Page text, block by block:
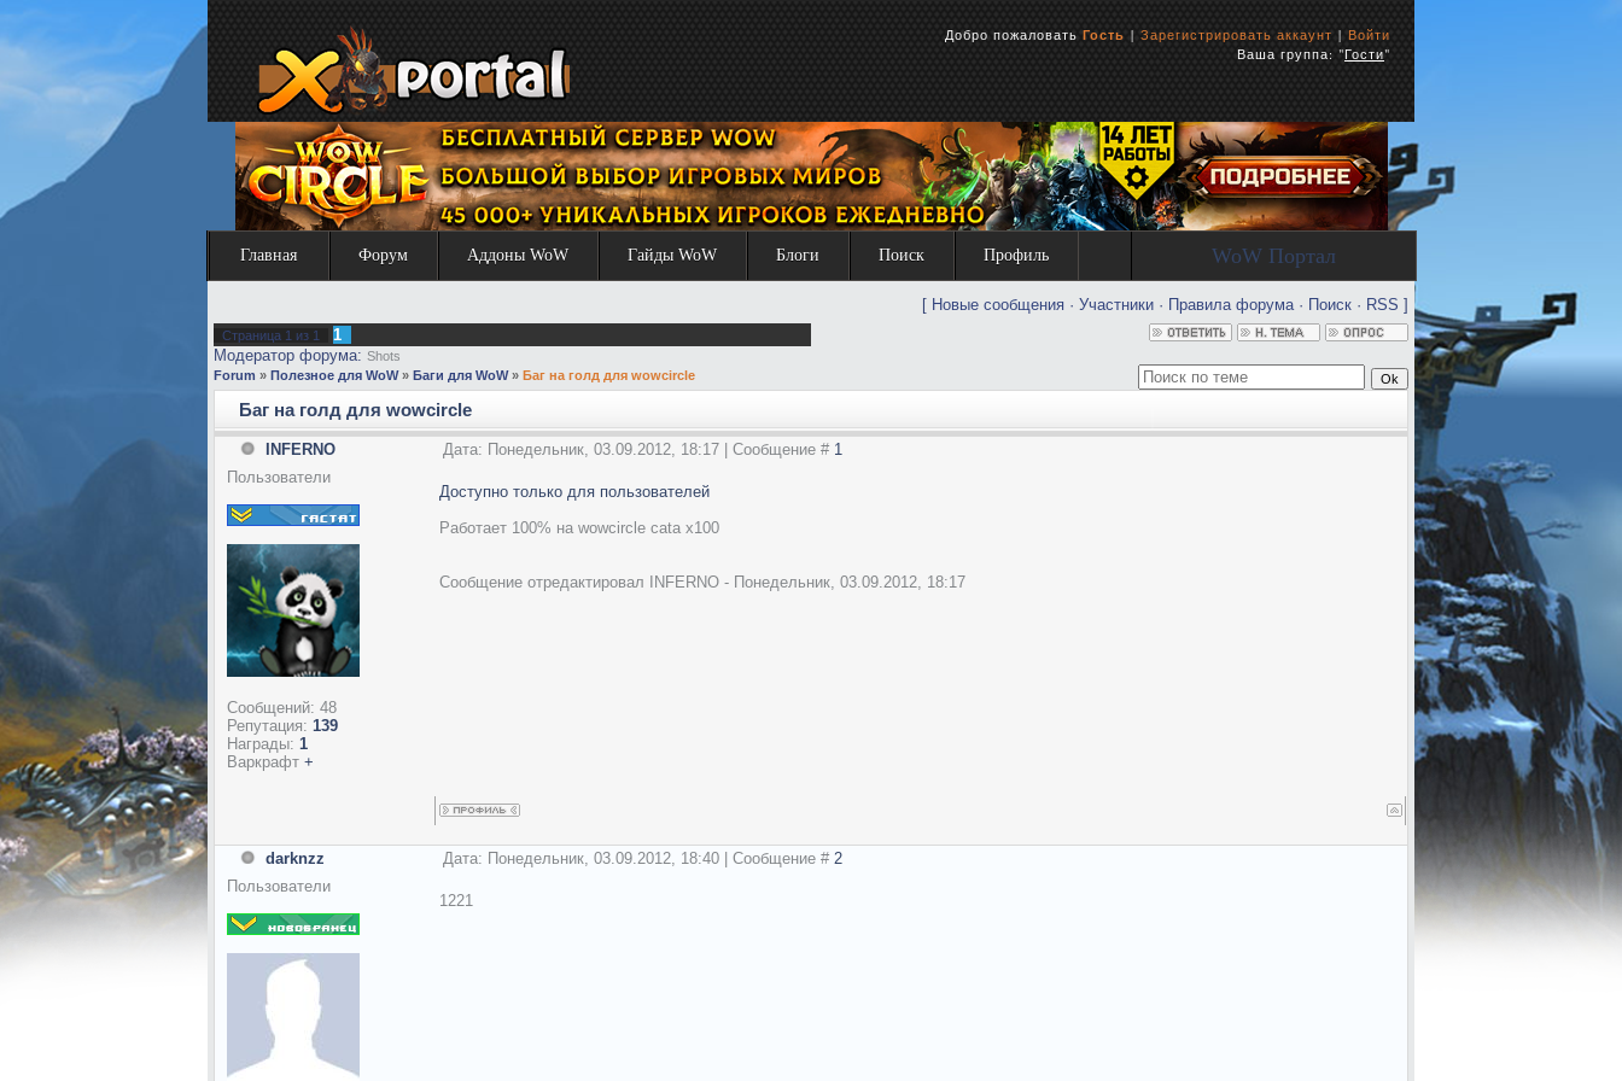
Добро пожаловать Гость | Зарегистрировать аккаунт | Войти
Ваша группа: "Гости"
Главная Форум Аддоны WoW Гайды WoW Блоги Поиск Профиль WoW Портал
[ Новые сообщения · Участники · Правила форума· Поиск · RSS ]
Страница 1 из 1
1
Модератор форума: Shots
Forum » Полезное для WoW » Баги для WoW » Баг на голд для wowcircle
Баг на голд для wowcircle
INFERNO Дата: Понедельник, 03.09.2012, 18:17 | Сообщение # 1
Пользователи
Сообщений: 48
Репутация: 139
Награды: 1
Варкрафт +
Доступно только для пользователей
Работает 100% на wowcircle cata x100
Сообщение отредактировал INFERNO - Понедельник, 03.09.2012, 18:17
darknzz Дата: Понедельник, 03.09.2012, 18:40 | Сообщение # 2
Пользователи
1221